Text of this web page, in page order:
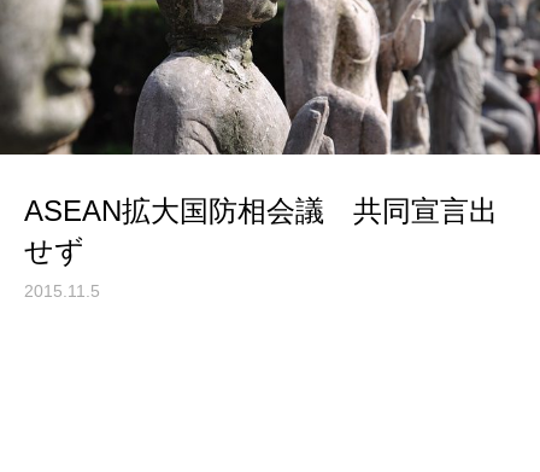
ASEAN拡大国防相会議 共同宣言出
せず
2015.11.5